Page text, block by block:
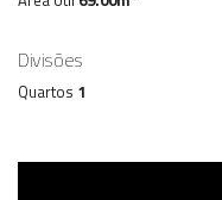
Divisões
Quartos 1